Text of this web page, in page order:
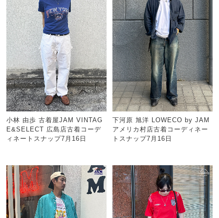
小林 由歩 古着屋JAM VINTAG
E&SELECT 広島店古着コーデ
ィネートスナップ7月16日
下河原 旭洋 LOWECO by JAM
アメリカ村店古着コーディネー
トスナップ7月16日